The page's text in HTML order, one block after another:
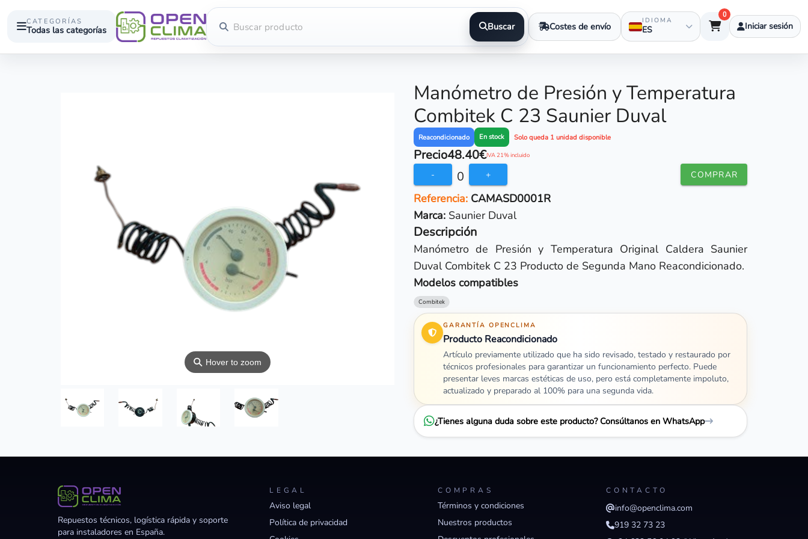
CATEGORÍAS
Todas las categorías Buscar Costes de envío IDIOMA
ES
0
Iniciar sesión
⚲ Hover to zoom
Manómetro de Presión y Temperatura
Combitek C 23 Saunier Duval
Reacondicionado En stock Solo queda 1 unidad disponible
Precio48.40€IVA 21% incluido
- 0 + COMPRAR
Referencia:CAMASD0001R
Marca: Saunier Duval
Descripción
Manómetro de Presión y Temperatura Original Caldera Saunier
Duval Combitek C 23 Producto de Segunda Mano Reacondicionado.
Modelos compatibles
Combitek
GARANTÍA OPENCLIMA
Producto Reacondicionado
Artículo previamente utilizado que ha sido revisado, testado y restaurado por
técnicos profesionales para garantizar un funcionamiento perfecto. Puede
presentar leves marcas estéticas de uso, pero está completamente impoluto,
actualizado y preparado al 100% para una segunda vida.
¿Tienes alguna duda sobre este producto? Consúltanos en WhatsApp
Repuestos técnicos, logística rápida y soporte
para instaladores en España.
LEGAL
Aviso legal
Política de privacidad
COMPRAS
Términos y condiciones
Nuestros productos
CONTACTO
info@openclima.com
919 32 73 23